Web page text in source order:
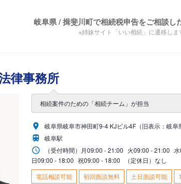
岐阜県 / 揖斐川町で相続税申告をご相談し
※姉妹サイト「いい相続」に遷移しま
律事務所
相続案件のための「相続チーム」が担当
岐阜県岐阜市神田町9-4 KJビル4F（旧表示：岐阜
岐阜駅
（受付時間） 月09:00 - 21:00 火09:00 - 21:00 水
日09:00 - 18:00 祝09:00 - 18:00
（定休日）なし
電話相談可能
初回面談無料 土日面談可能